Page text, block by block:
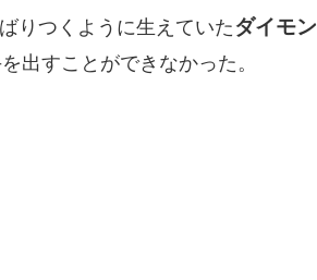
りつくように生えていたダイモン
出すことができなかった。